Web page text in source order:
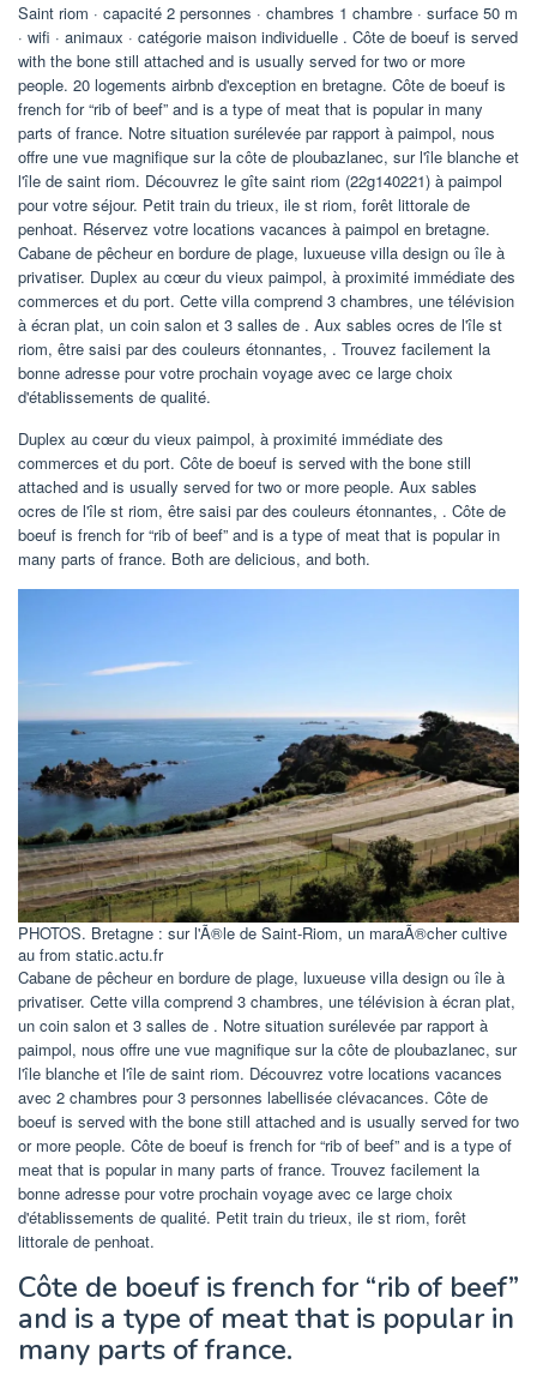
Saint riom · capacité 2 personnes · chambres 1 chambre · surface 50 m
· wifi · animaux · catégorie maison individuelle . Côte de boeuf is served
with the bone still attached and is usually served for two or more
people. 20 logements airbnb d'exception en bretagne. Côte de boeuf is
french for “rib of beef” and is a type of meat that is popular in many
parts of france. Notre situation surélevée par rapport à paimpol, nous
offre une vue magnifique sur la côte de ploubazlanec, sur l'île blanche et
l'île de saint riom. Découvrez le gîte saint riom (22g140221) à paimpol
pour votre séjour. Petit train du trieux, ile st riom, forêt littorale de
penhoat. Réservez votre locations vacances à paimpol en bretagne.
Cabane de pêcheur en bordure de plage, luxueuse villa design ou île à
privatiser. Duplex au cœur du vieux paimpol, à proximité immédiate des
commerces et du port. Cette villa comprend 3 chambres, une télévision
à écran plat, un coin salon et 3 salles de . Aux sables ocres de l'île st
riom, être saisi par des couleurs étonnantes, . Trouvez facilement la
bonne adresse pour votre prochain voyage avec ce large choix
d'établissements de qualité.
Duplex au cœur du vieux paimpol, à proximité immédiate des
commerces et du port. Côte de boeuf is served with the bone still
attached and is usually served for two or more people. Aux sables
ocres de l'île st riom, être saisi par des couleurs étonnantes, . Côte de
boeuf is french for “rib of beef” and is a type of meat that is popular in
many parts of france. Both are delicious, and both.
PHOTOS. Bretagne : sur l'Ã®le de Saint-Riom, un maraÃ®cher cultive
au from static.actu.fr
Cabane de pêcheur en bordure de plage, luxueuse villa design ou île à
privatiser. Cette villa comprend 3 chambres, une télévision à écran plat,
un coin salon et 3 salles de . Notre situation surélevée par rapport à
paimpol, nous offre une vue magnifique sur la côte de ploubazlanec, sur
l'île blanche et l'île de saint riom. Découvrez votre locations vacances
avec 2 chambres pour 3 personnes labellisée clévacances. Côte de
boeuf is served with the bone still attached and is usually served for two
or more people. Côte de boeuf is french for “rib of beef” and is a type of
meat that is popular in many parts of france. Trouvez facilement la
bonne adresse pour votre prochain voyage avec ce large choix
d'établissements de qualité. Petit train du trieux, ile st riom, forêt
littorale de penhoat.
Côte de boeuf is french for “rib of beef”
and is a type of meat that is popular in
many parts of france.